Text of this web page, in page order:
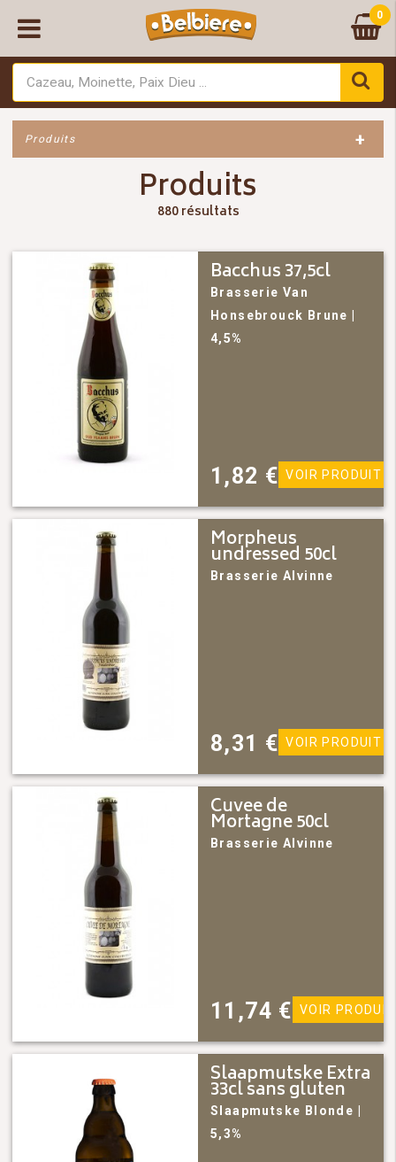
0
Produits +
Produits
880 résultats
Bacchus 37,5cl
Brasserie Van
Honsebrouck Brune
4,5%
1,82 € VOIR PRODUIT
Morpheus
undressed 50cl
Brasserie Alvinne
8,31 € VOIR PRODUIT
Cuvee de
Mortagne 50cl
Brasserie Alvinne
11,74 € VOIR PRODUIT
Slaapmutske Extra
33cl sans gluten
Slaapmutske Blonde
5,3%